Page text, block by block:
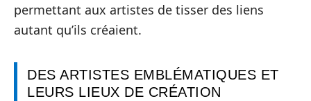
permettant aux artistes de tisser des liens
autant qu’ils créaient.
DES ARTISTES EMBLÉMATIQUES ET
LEURS LIEUX DE CRÉATION